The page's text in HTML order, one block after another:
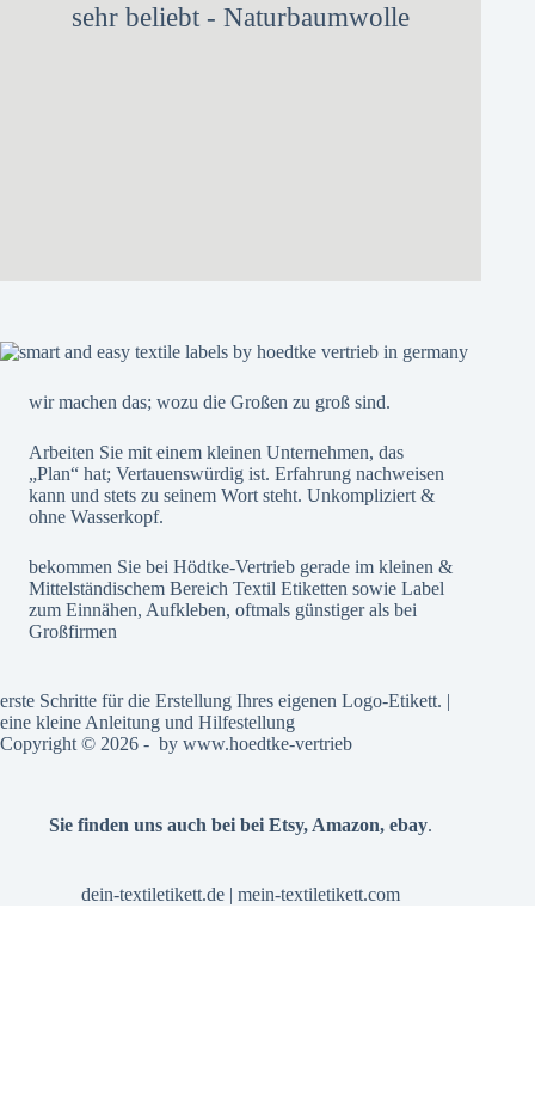
sehr beliebt - Naturbaumwolle
wir machen das; wozu die Großen zu groß sind.
Arbeiten Sie mit einem kleinen Unternehmen, das
„Plan“ hat; Vertauenswürdig ist. Erfahrung nachweisen
kann und stets zu seinem Wort steht. Unkompliziert &
ohne Wasserkopf.
bekommen Sie bei Hödtke-Vertrieb gerade im kleinen &
Mittelständischem Bereich Textil Etiketten sowie Label
zum Einnähen, Aufkleben, oftmals günstiger als bei
Großfirmen
erste Schritte für die Erstellung Ihres eigenen Logo-Etikett. |
eine kleine Anleitung und Hilfestellung
Copyright © 2026 - by www.hoedtke-vertrieb
Sie finden uns auch bei beiEtsy, Amazon,ebay.
dein-textiletikett.de |mein-textiletikett.com